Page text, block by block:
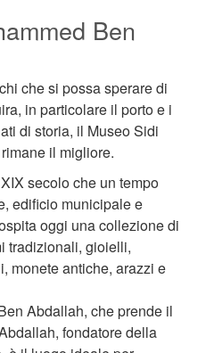
Ben
che si possa sperare di
in particolare il porto e i
di storia, il Museo Sidi
il migliore.
secolo che un tempo
edificio municipale e
oggi una collezione di
tradizionali, gioielli,
monete antiche, arazzi e
Abdallah, che prende il
fondatore della